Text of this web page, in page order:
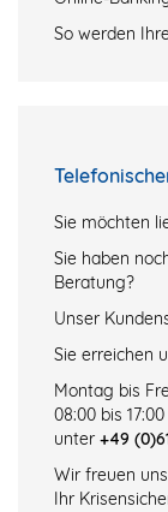
So werden
Sie möchten
Sie haben
Beratung?
Unser
Sie erreichen
Montag bis
08:00 bis
unter +49
Wir freuen
Ihr